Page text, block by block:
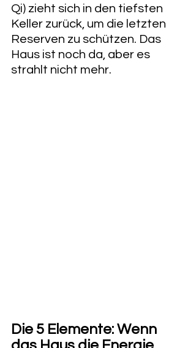
Qi) zieht sich in den tiefsten
Keller zurück, um die letzten
Reserven zu schützen. Das
Haus ist noch da, aber es
strahlt nicht mehr.
Die 5 Elemente: Wenn